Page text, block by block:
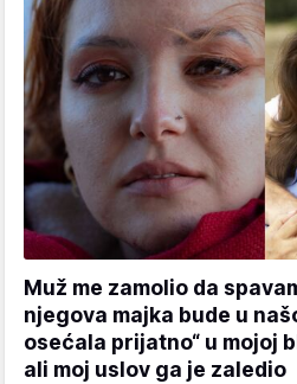
Muž me zamolio da
njegova majka bude u
osećala prijatno“ u mojoj
ali moj uslov ga je zaledio